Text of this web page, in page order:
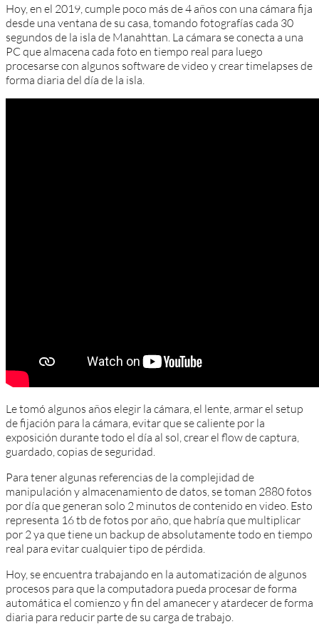
Hoy, en el 2019, cumple poco más de 4 años con una cámara fija
desde una ventana de su casa, tomando fotografías cada 30
segundos de la isla de Manahttan. La cámara se conecta a una
PC que almacena cada foto en tiempo real para luego
procesarse con algunos software de video y crear timelapses de
forma diaria del día de la isla.
Le tomó algunos años elegir la cámara, el lente, armar el setup
de fijación para la cámara, evitar que se caliente por la
exposición durante todo el día al sol, crear el flow de captura,
guardado, copias de seguridad.
Para tener algunas referencias de la complejidad de
manipulación y almacenamiento de datos, se toman 2880 fotos
por día que generan solo 2 minutos de contenido en video. Esto
representa 16 tb de fotos por año, que habría que multiplicar
por 2 ya que tiene un backup de absolutamente todo en tiempo
real para evitar cualquier tipo de pérdida.
Hoy, se encuentra trabajando en la automatización de algunos
procesos para que la computadora pueda procesar de forma
automática el comienzo y fin del amanecer y atardecer de forma
diaria para reducir parte de su carga de trabajo.